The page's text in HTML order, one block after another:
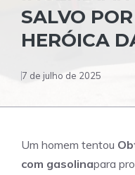
SALVO
HERÓICA
7 de julho de 2025
Um homem tentou
com gasolinapara